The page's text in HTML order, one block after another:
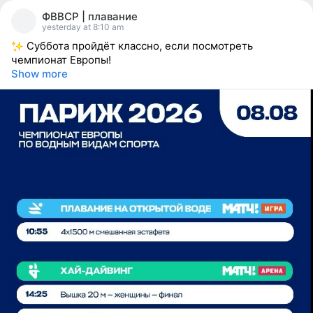
ФВВСР | плавание
yesterday at 8:10 am
Суббота пройдёт классно, если посмотреть
чемпионат Европы!
Show more